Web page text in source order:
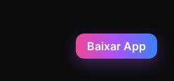
Baixar App